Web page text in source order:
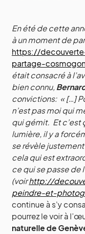
En été de cette
à un moment de
https://
partage-
était consacré à
bien connu,
convictions: « […]
n’est pas moi qui
qui gémit. Et c’est
lumière, il y a
se révèle
cela qui est
ce qui se passe de
(voirhttp://
peindre-et-
continue à s’y
pourrez le voir à
naturelle de